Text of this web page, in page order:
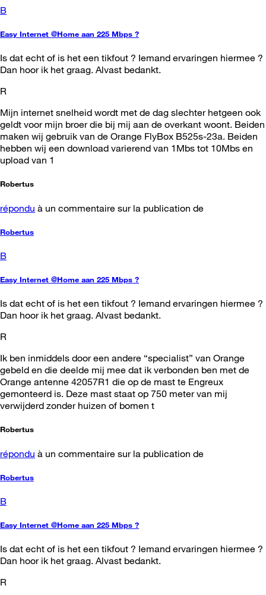
B
Easy Internet @Home aan 225 Mbps ?
Is dat echt of is het een tikfout ? Iemand ervaringen hiermee ?
Dan hoor ik het graag. Alvast bedankt.
R
Mijn internet snelheid wordt met de dag slechter hetgeen ook
geldt voor mijn broer die bij mij aan de overkant woont. Beiden
maken wij gebruik van de Orange FlyBox B525s-23a. Beiden
hebben wij een download varierend van 1Mbs tot 10Mbs en
upload van 1
Robertus
répondu à un commentaire sur la publication de
Robertus
B
Easy Internet @Home aan 225 Mbps ?
Is dat echt of is het een tikfout ? Iemand ervaringen hiermee ?
Dan hoor ik het graag. Alvast bedankt.
R
Ik ben inmiddels door een andere “specialist” van Orange
gebeld en die deelde mij mee dat ik verbonden ben met de
Orange antenne 42057R1 die op de mast te Engreux
gemonteerd is. Deze mast staat op 750 meter van mij
verwijderd zonder huizen of bomen t
Robertus
répondu à un commentaire sur la publication de
Robertus
B
Easy Internet @Home aan 225 Mbps ?
Is dat echt of is het een tikfout ? Iemand ervaringen hiermee ?
Dan hoor ik het graag. Alvast bedankt.
R